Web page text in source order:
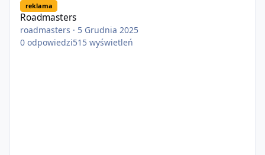
reklama
Roadmasters
roadmasters · 5 Grudnia 2025
0 odpowiedzi515 wyświetleń